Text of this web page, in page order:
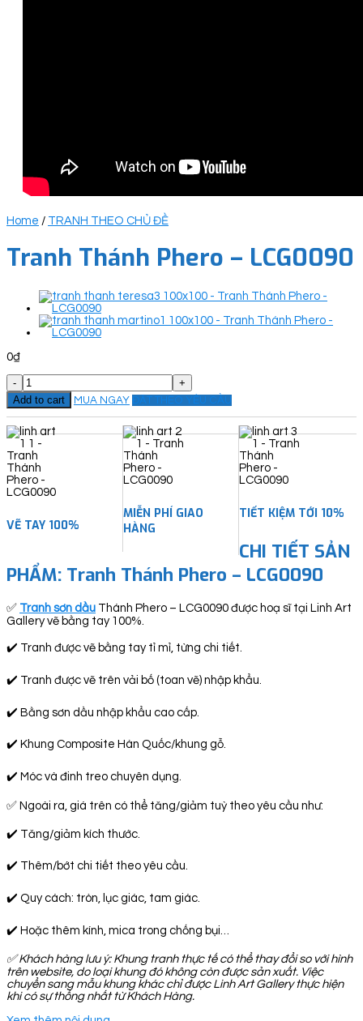
Home / TRANH THEO CHỦ ĐỀ
Tranh Thánh Phero – LCG0090
0₫
Tranh
Thánh
Phero
-
LCG0090
quantity
Add to cart MUA NGAY ĐẶT THEO YÊU CẦU
VẼ TAY 100%
MIỄN PHÍ GIAO
HÀNG
TIẾT KIỆM TỚI 10%
CHI TIẾT SẢN
PHẨM: Tranh Thánh Phero – LCG0090
✅ Tranh sơn dầu Thánh Phero – LCG0090 được hoạ sĩ tại Linh Art
Gallery vẽ bằng tay 100%.
✔️ Tranh được vẽ bằng tay tỉ mỉ, từng chi tiết.
✔️ Tranh được vẽ trên vải bố (toan vẽ) nhập khẩu.
✔️ Bằng sơn dầu nhập khẩu cao cấp.
✔️ Khung Composite Hàn Quốc/khung gỗ.
✔️ Móc và đinh treo chuyên dụng.
✅ Ngoài ra, giá trên có thể tăng/giảm tuỳ theo yêu cầu như:
✔️ Tăng/giảm kích thước.
✔️ Thêm/bớt chi tiết theo yêu cầu.
✔️ Quy cách: tròn, lục giác, tam giác.
✔️ Hoặc thêm kính, mica trong chống bụi…
✅Khách hàng lưu ý: Khung tranh thực tế có thể thay đổi so với hình
trên website, do loại khung đó không còn được sản xuất. Việc
chuyển sang mẫu khung khác chỉ được Linh Art Gallery thực hiện
khi có sự thống nhất từ Khách Hàng.